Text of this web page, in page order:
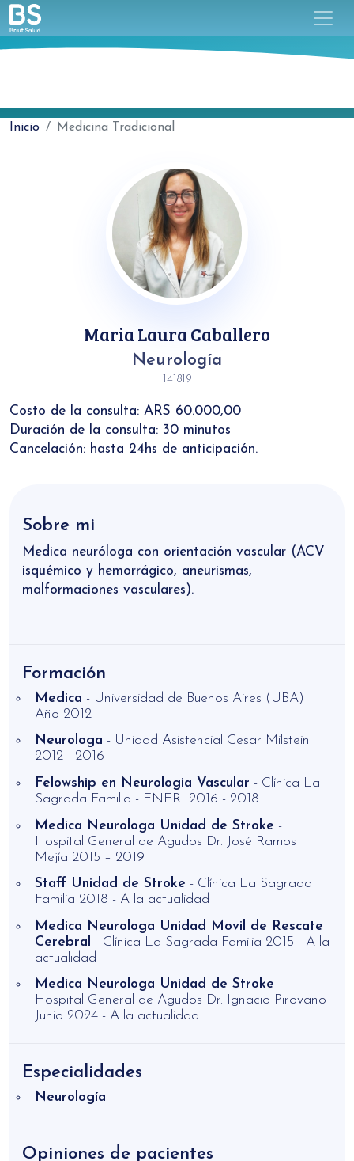
Inicio Medicina Tradicional
Maria Laura Caballero
Neurología
141819
Costo de la consulta: ARS 60.000,00
Duración de la consulta: 30 minutos
Cancelación: hasta 24hs de anticipación.
Sobre mi
Medica neuróloga con orientación vascular (ACV
isquémico y hemorrágico, aneurismas,
malformaciones vasculares).
Formación
Medica - Universidad de Buenos Aires (UBA)
Año 2012
Neurologa - Unidad Asistencial Cesar Milstein
2012 - 2016
Felowship en Neurologia Vascular - Clínica La
Sagrada Familia - ENERI 2016 - 2018
Medica Neurologa Unidad de Stroke -
Hospital General de Agudos Dr. José Ramos
Mejía 2015 – 2019
Staff Unidad de Stroke - Clínica La Sagrada
Familia 2018 - A la actualidad
Medica Neurologa Unidad Movil de Rescate
Cerebral
- Clínica La Sagrada Familia 2015 - A la
actualidad
Medica Neurologa Unidad de Stroke -
Hospital General de Agudos Dr. Ignacio Pirovano
Junio 2024 - A la actualidad
Especialidades
Neurología
Opiniones de pacientes